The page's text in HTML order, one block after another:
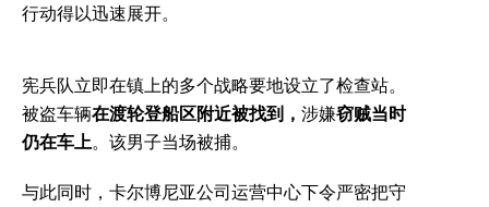
INFO AZIENDE
ANNUNCI
NECROLOGI
SPIAGGE
行动得以迅速展开。
宪兵队立即在镇上的多个战略要地设立了检查站。
被盗车辆在渡轮登船区附近被找到， 涉嫌窃贼当时
仍在车上 。该男子当场被捕。
与此同时，卡尔博尼亚公司运营中心下令严密把守